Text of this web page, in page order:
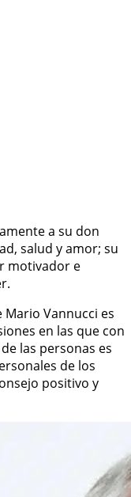
a su don
salud y amor; su
motivador e
Vannucci es
en las que con
las personas es
de los
positivo y